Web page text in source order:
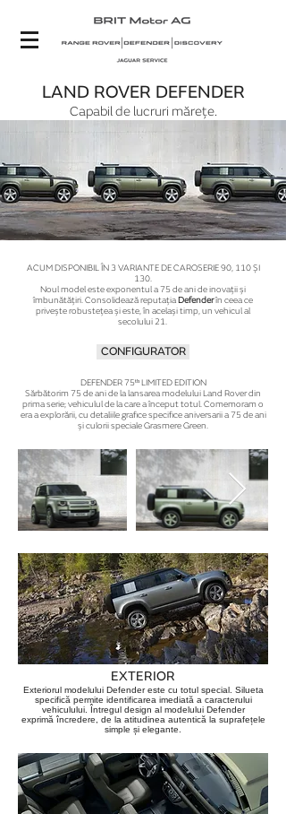
LAND ROVER DEFENDER
Capabil de lucruri mărețe.
ACUM DISPONIBIL ÎN 3 VARIANTE DE CAROSERIE 90, 110 ȘI
130.
Noul model este exponentul a 75 de ani de inovații și
îmbunătățiri. Consolidează reputațiaDefenderîn ceea ce
privește robustețea și este, în același timp, un vehicul al
secolului 21.
CONFIGURATOR
DEFENDER 75ᵗʰ LIMITED EDITION​
Sărbătorim 75 de ani de la lansarea modelului Land Rover din
prima serie; vehiculul de la care a început totul. Comemoram o
era a explorării, cu detaliile grafice specifice aniversarii a 75 de ani
și culorii speciale Grasmere Green.
EXTERIOR
Exteriorul modelului Defender este cu totul special. Silueta
specifică permite identificarea imediată a caracterului
vehiculului. Întregul design al modelului Defender
exprimă încredere, de la atitudinea autentică la suprafețele
simple și elegante.